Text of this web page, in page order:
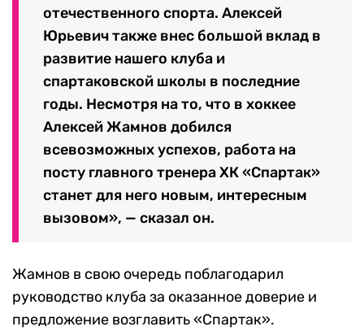
отечественного спорта. Алексей
Юрьевич также внес большой вклад в
развитие нашего клуба и
спартаковской школы в последние
годы. Несмотря на то, что в хоккее
Алексей Жамнов добился
всевозможных успехов, работа на
посту главного тренера ХК «Спартак»
станет для него новым, интересным
вызовом», — сказал он.
Жамнов в свою очередь поблагодарил
руководство клуба за оказанное доверие и
предложение возглавить «Спартак».